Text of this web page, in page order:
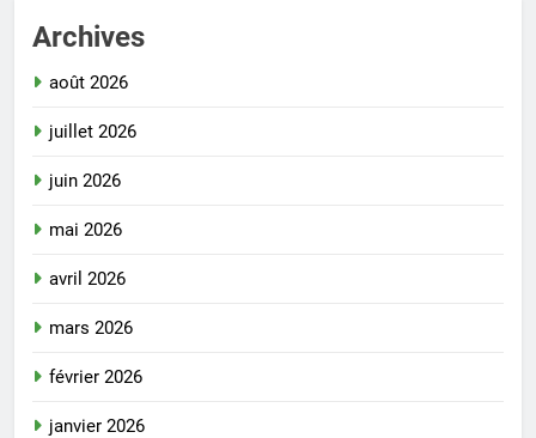
Archives
août 2026
juillet 2026
juin 2026
mai 2026
avril 2026
mars 2026
février 2026
janvier 2026